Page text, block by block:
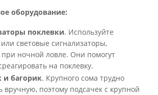
оборудование:
поклевки. Используйте
световые сигнализаторы,
при ночной ловле. Они помогут
на поклевку.
и багорик. Крупного сома трудно
вручную, поэтому подсачек с крупной